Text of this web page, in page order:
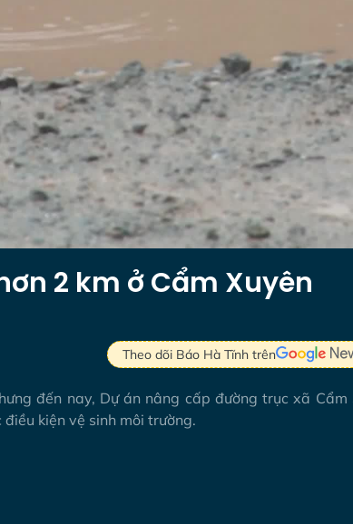
2 km ở Cẩm Xuyên
Theo dõi Báo Hà Tĩnh trên
đến nay, Dự án nâng cấp đường trục xã Cẩm
kiện vệ sinh môi trường.